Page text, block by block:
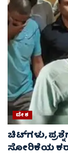
ದೇಶ
ಚಿಟ್‌ಗಳು,
ಸೋರಿಕೆಯ